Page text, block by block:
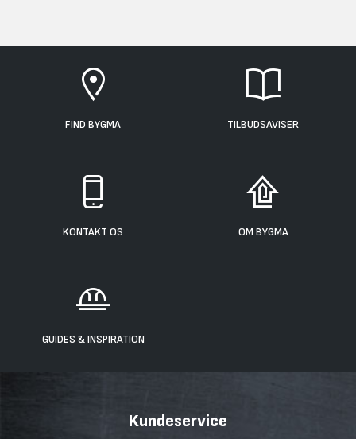
FIND BYGMA TILBUDSAVISER
KONTAKT OS OM BYGMA
GUIDES & INSPIRATION
Kundeservice